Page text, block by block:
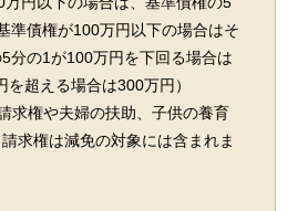
準債権が100万円以下の場合はそ
分の1が100万円を下回る場合は
超える場合は300万円）
求権や夫婦の扶助、子供の養育
求権は減免の対象には含まれま